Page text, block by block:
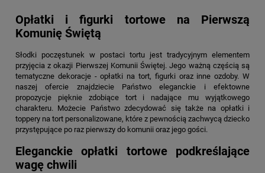
Opłatki i figurki tortowe na Pierwszą
Komunię Świętą
Słodki poczęstunek w postaci tortu jest tradycyjnym elementem
przyjęcia z okazji Pierwszej Komunii Świętej. Jego ważną częścią są
tematyczne dekoracje - opłatki na tort, figurki oraz inne ozdoby. W
naszej ofercie znajdziecie Państwo eleganckie i efektowne
propozycje pięknie zdobiące tort i nadające mu wyjątkowego
charakteru. Możecie Państwo zdecydować się także na opłatki i
toppery na tort personalizowane, które z pewnością zachwycą dziecko
przystępujące po raz pierwszy do komunii oraz jego gości.
Eleganckie opłatki tortowe podkreślające
wagę chwili